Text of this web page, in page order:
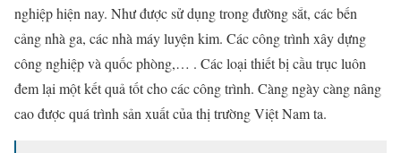
nghiệp hiện nay. Như được sử dụng trong đường sắt, các bến
cảng nhà ga, các nhà máy luyện kim. Các công trình xây dựng
công nghiệp và quốc phòng,… . Các loại thiết bị cầu trục luôn
đem lại một kết quả tốt cho các công trình. Càng ngày càng nâng
cao được quá trình sản xuất của thị trường Việt Nam ta.